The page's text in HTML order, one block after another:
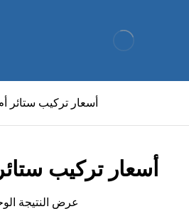
أسعار تركيب ستائر
أسعار تركيب
عرض النتيجة